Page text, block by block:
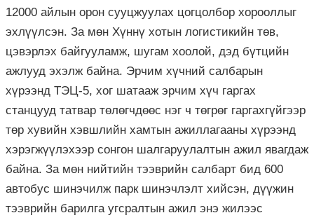
12000 айлын орон сууцжуулах цогцолбор хорооллыг
эхлүүлсэн. За мөн Хүннү хотын логистикийн төв,
цэвэрлэх байгууламж, шугам хоолой, дэд бүтцийн
ажлууд эхэлж байна. Эрчим хүчний салбарын
хүрээнд ТЭЦ-5, хог шатааж эрчим хүч гаргах
станцууд татвар төлөгчдөөс нэг ч төгрөг гаргахгүйгээр
төр хувийн хэвшлийн хамтын ажиллагааны хүрээнд
хэрэгжүүлэхээр сонгон шалгаруулалтын ажил явагдаж
байна. За мөн нийтийн тээврийн салбарт бид 600
автобус шинэчилж парк шинэчлэлт хийсэн, дүүжин
тээврийн барилга угсралтын ажил энэ жилээс